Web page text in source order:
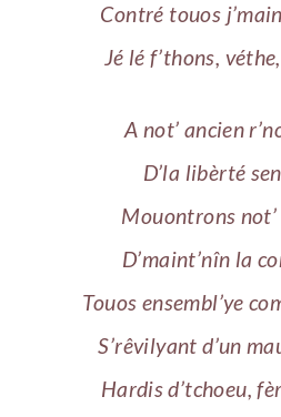
Contré touos
Jé lé f’thons,
A not’ ancien
D’la libèrté
Mouontrons
D’maint’nîn la
Touos ensembl’ye
S’rêvilyant d’un
Hardis d’tchoeu,